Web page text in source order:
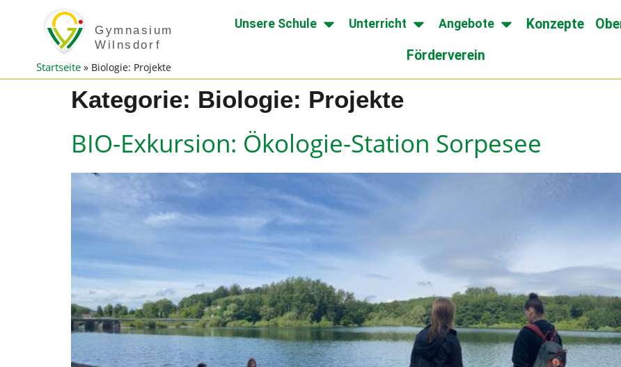
Startseite » Biologie: Projekte
Unsere Schule Unterricht Angebote Konzepte
Förderverein
Kategorie: Biologie: Projekte
BIO-Exkursion: Ökologie-Station Sorpesee